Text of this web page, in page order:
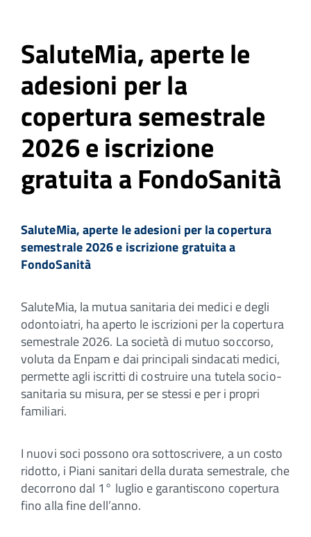
SaluteMia, aperte le
adesioni per la
copertura semestrale
2026 e iscrizione
gratuita a FondoSanità
SaluteMia, aperte le adesioni per la copertura
semestrale 2026 e iscrizione gratuita a
FondoSanità
SaluteMia, la mutua sanitaria dei medici e degli
odontoiatri, ha aperto le iscrizioni per la copertura
semestrale 2026. La società di mutuo soccorso,
voluta da Enpam e dai principali sindacati medici,
permette agli iscritti di costruire una tutela socio-
sanitaria su misura, per se stessi e per i propri
familiari.
I nuovi soci possono ora sottoscrivere, a un costo
ridotto, i Piani sanitari della durata semestrale, che
decorrono dal 1° luglio e garantiscono copertura
fino alla fine dell’anno.